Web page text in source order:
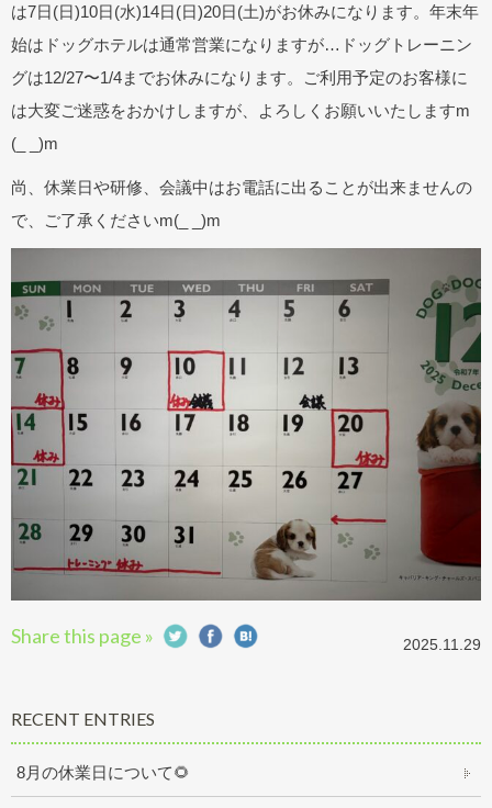
は7日(日)10日(水)14日(日)20日(土)がお休みになります。年末年
始はドッグホテルは通常営業になりますが…ドッグトレーニン
グは12/27〜1/4までお休みになります。ご利用予定のお客様に
は大変ご迷惑をおかけしますが、よろしくお願いいたしますm
(_ _)m
尚、休業日や研修、会議中はお電話に出ることが出来ませんの
で、ご了承くださいm(_ _)m
Share this page » 2025.11.29
RECENT ENTRIES
8月の休業日について🌻